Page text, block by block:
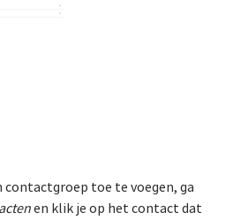
contactgroep toe te voegen, ga
en klik je op het contact dat